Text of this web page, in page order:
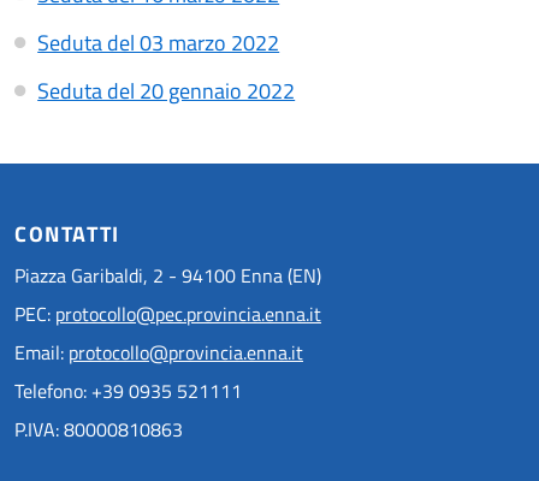
Seduta del 03 marzo 2022
Seduta del 20 gennaio 2022
CONTATTI
Piazza Garibaldi, 2 - 94100 Enna (EN)
PEC: protocollo@pec.provincia.enna.it
Email: protocollo@provincia.enna.it
Telefono: +39 0935 521111
P.IVA: 80000810863